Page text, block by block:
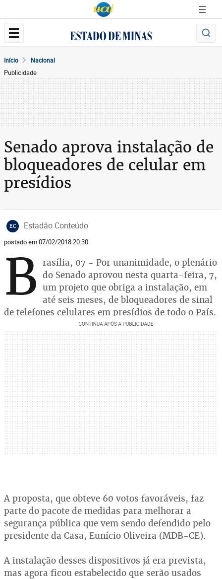
Início Nacional
Publicidade
Senado aprova instalação de
bloqueadores de celular em
presídios
EC Estadão Conteúdo
postado em 07/02/2018 20:30
B rasília, 07 - Por unanimidade, o plenário
do Senado aprovou nesta quarta-feira, 7,
um projeto que obriga a instalação, em
até seis meses, de bloqueadores de sinal
de telefones celulares em presídios de todo o País.
A proposta, que obteve 60 votos favoráveis, faz
parte do pacote de medidas para melhorar a
segurança pública que vem sendo defendido pelo
presidente da Casa, Eunício Oliveira (MDB-CE).
A instalação desses dispositivos já era prevista,
mas agora ficou estabelecido que serão usados